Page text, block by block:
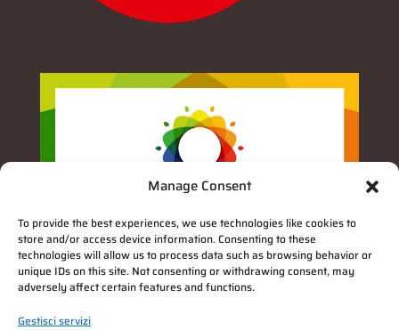
Manage Consent
To provide the best experiences, we use technologies like cookies to
store and/or access device information. Consenting to these
technologies will allow us to process data such as browsing behavior or
unique IDs on this site. Not consenting or withdrawing consent, may
adversely affect certain features and functions.
Gestisci servizi